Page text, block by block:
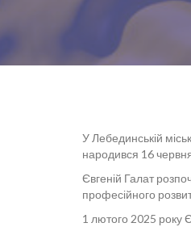
У Лебединській
народився 16
Євгеній Галат
професійного
1 лютого 2025 року